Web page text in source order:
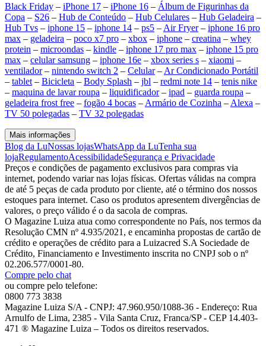
Black Friday – iPhone 17 – iPhone 16 – Álbum de Figurinhas da
Copa – S26 – Hub de Conteúdo – Hub Celulares – Hub Geladeira –
Hub Tvs – iphone 15 – iphone 14 – ps5 – Air Fryer– iphone 16 pro
max – geladeira – poco x7 pro – xbox – iphone – creatina – whey
protein – microondas – kindle – iphone 17 pro max – iphone 15 pro
max – celular samsung – iphone 16e – xbox series s – xiaomi –
ventilador– nintendo switch 2 – Celular– Ar Condicionado Portátil
– tablet – Bicicleta – Body Splash – jbl – redmi note 14 – tenis nike
– maquina de lavar roupa – liquidificador– ipad – guarda roupa –
geladeira frost free – fogão 4 bocas – Armário de Cozinha – Alexa –
TV 50 polegadas – TV 32 polegadas
Mais informações
Blog da LuNossas lojasWhatsApp da LuTenha sua
lojaRegulamentoAcessibilidadeSegurança e Privacidade
Preços e condições de pagamento exclusivos para compras via
internet, podendo variar nas lojas físicas. Ofertas válidas na compra
de até 5 peças de cada produto por cliente, até o término dos nossos
estoques para internet. Caso os produtos apresentem divergências de
valores, o preço válido é o da sacola de compras.
O Magazine Luiza atua como correspondente no País, nos termos da
Resolução CMN nº 4.935/2021, e encaminha propostas de cartão de
crédito e operações de crédito para a Luizacred S.A Sociedade de
Crédito, Financiamento e Investimento inscrita no CNPJ sob o nº
02.206.577/0001-80.
Compre pelo chat
ou compre pelo telefone:
0800 773 3838
Magazine Luiza S/A - CNPJ: 47.960.950/1088-36 - Endereço: Rua
Arnulfo de Lima, 2385 - Vila Santa Cruz, Franca/SP - CEP 14.403-
471 ® Magazine Luiza – Todos os direitos reservados.